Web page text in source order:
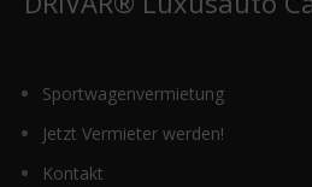
Sportwagenvermietung
Jetzt Vermieter werden!
Kontakt